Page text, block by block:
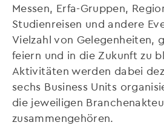
Messen, Erfa-Gruppen,
Studienreisen und andere
Vielzahl von Gelegenheiten,
feiern und in die Zukunft zu
Aktivitäten werden dabei
sechs Business Units
die jeweiligen
zusammengehören.